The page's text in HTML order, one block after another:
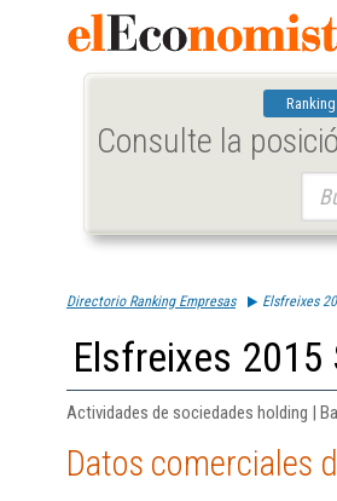
Consulte la
Directorio Ranking Empresas Elsfreixes
Elsfreixes 2015
Actividades de sociedades holding |
Datos comerciales